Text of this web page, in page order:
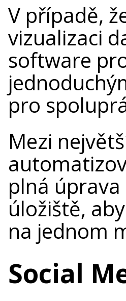
V případě,
vizualizaci
software
pro
Mezi
plná
úložiště,
na jednom
Social